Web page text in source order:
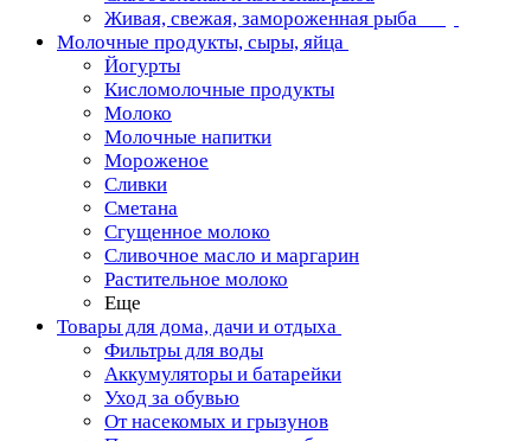
Живая, свежая, замороженная рыба
Молочные продукты, сыры, яйца
Йогурты
Кисломолочные продукты
Молоко
Молочные напитки
Мороженое
Сливки
Сметана
Сгущенное молоко
Сливочное масло и маргарин
Растительное молоко
Еще
Товары для дома, дачи и отдыха
Фильтры для воды
Аккумуляторы и батарейки
Уход за обувью
От насекомых и грызунов